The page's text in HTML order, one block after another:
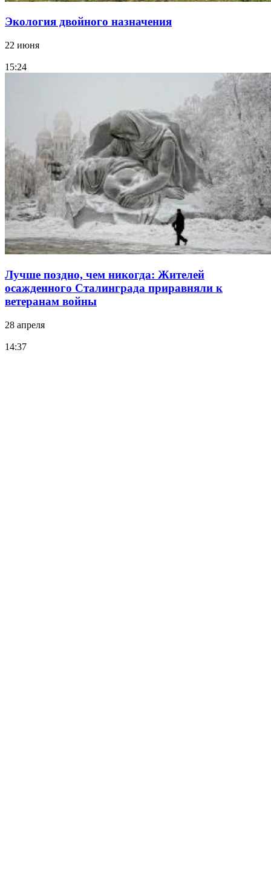
Экология двойного назначения
22 июня
15:24
Лучше поздно, чем никогда: Жителей
осажденного Сталинграда приравняли к
ветеранам войны
28 апреля
14:37